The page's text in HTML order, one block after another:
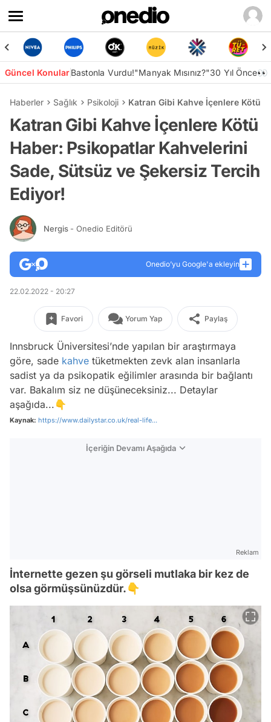
Güncel KonularBastonla Vurdu!"Manyak Mısınız?"30 Yıl Önce👀
Haberler Sağlık Psikoloji Katran Gibi Kahve İçenlere Kötü
Katran Gibi Kahve İçenlere Kötü
Haber: Psikopatlar Kahvelerini
Sade, Sütsüz ve Şekersiz Tercih
Ediyor!
Nergis - Onedio Editörü
Onedio’yu Google'a ekleyin
22.02.2022 - 20:27
Favori Yorum Yap Paylaş
Innsbruck Üniversitesi’nde yapılan bir araştırmaya
göre, sade kahve tüketmekten zevk alan insanlarla
sadist ya da psikopatik eğilimler arasında bir bağlantı
var. Bakalım siz ne düşüneceksiniz... Detaylar
aşağıda...👇
Kaynak: https://www.dailystar.co.uk/real-life...
İçeriğin Devamı Aşağıda
Reklam
İnternette gezen şu görseli mutlaka bir kez de
olsa görmüşsünüzdür.👇